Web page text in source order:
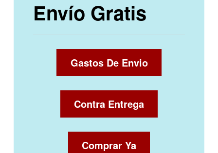
Envío Gratis
Gastos De Envio
Contra Entrega
Comprar Ya